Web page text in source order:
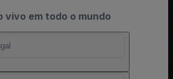
vivo em todo o mundo